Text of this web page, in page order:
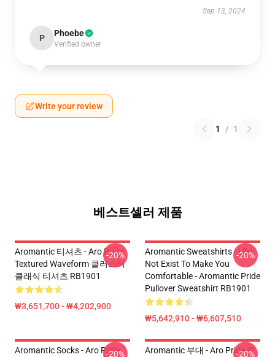
Sep 13, 2024
P Phoebe
Verified owner
Write your review
1 / 1
베스트셀러 제품
Aromantic 티셔츠 - Aro Pride
Textured Waveform 클러스터
클래식 티셔츠 RB1901
₩3,651,700 - ₩4,202,900
-20%
Aromantic Sweatshirts - I Do
Not Exist To Make You
Comfortable - Aromantic Pride
Pullover Sweatshirt RB1901
₩5,642,910 - ₩6,607,510
-20%
Aromantic Socks - Aro Pride
-20%
Aromantic 부대 - Aro Pride 퀼
-20%